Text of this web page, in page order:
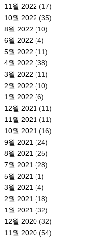
11월 2022 (17)
10월 2022 (35)
8월 2022 (10)
6월 2022 (4)
5월 2022 (11)
4월 2022 (38)
3월 2022 (11)
2월 2022 (10)
1월 2022 (6)
12월 2021 (11)
11월 2021 (11)
10월 2021 (16)
9월 2021 (24)
8월 2021 (25)
7월 2021 (28)
5월 2021 (1)
3월 2021 (4)
2월 2021 (18)
1월 2021 (32)
12월 2020(32)
11월 2020(54)